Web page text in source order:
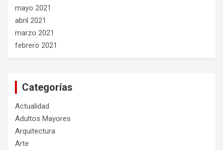
mayo 2021
abril 2021
marzo 2021
febrero 2021
Categorías
Actualidad
Adultos Mayores
Arquitectura
Arte